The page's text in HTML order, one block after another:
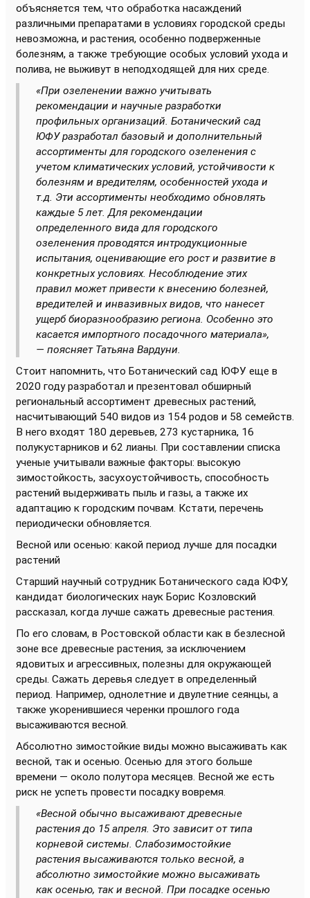
объясняется тем, что обработка насаждений
различными препаратами в условиях городской среды
невозможна, и растения, особенно подверженные
болезням, а также требующие особых условий ухода и
полива, не выживут в неподходящей для них среде.
«При озеленении важно учитывать
рекомендации и научные разработки
профильных организаций. Ботанический сад
ЮФУ разработал базовый и дополнительный
ассортименты для городского озеленения с
учетом климатических условий, устойчивости к
болезням и вредителям, особенностей ухода и
т.д. Эти ассортименты необходимо обновлять
каждые 5 лет. Для рекомендации
определенного вида для городского
озеленения проводятся интродукционные
испытания, оценивающие его рост и развитие в
конкретных условиях. Несоблюдение этих
правил может привести к внесению болезней,
вредителей и инвазивных видов, что нанесет
ущерб биоразнообразию региона. Особенно это
касается импортного посадочного материала»,
— поясняет Татьяна Вардуни.
Стоит напомнить, что Ботанический сад ЮФУ еще в
2020 году разработал и презентовал обширный
региональный ассортимент древесных растений,
насчитывающий 540 видов из 154 родов и 58 семейств.
В него входят 180 деревьев, 273 кустарника, 16
полукустарников и 62 лианы. При составлении списка
ученые учитывали важные факторы: высокую
зимостойкость, засухоустойчивость, способность
растений выдерживать пыль и газы, а также их
адаптацию к городским почвам. Кстати, перечень
периодически обновляется.
Весной или осенью: какой период лучше для посадки
растений
Старший научный сотрудник Ботанического сада ЮФУ,
кандидат биологических наук Борис Козловский
рассказал, когда лучше сажать древесные растения.
По его словам, в Ростовской области как в безлесной
зоне все древесные растения, за исключением
ядовитых и агрессивных, полезны для окружающей
среды. Сажать деревья следует в определенный
период. Например, однолетние и двулетние сеянцы, а
также укоренившиеся черенки прошлого года
высаживаются весной.
Абсолютно зимостойкие виды можно высаживать как
весной, так и осенью. Осенью для этого больше
времени — около полутора месяцев. Весной же есть
риск не успеть провести посадку вовремя.
«Весной обычно высаживают древесные
растения до 15 апреля. Это зависит от типа
корневой системы. Слабозимостойкие
растения высаживаются только весной, а
абсолютно зимостойкие можно высаживать
как осенью, так и весной. При посадке осенью